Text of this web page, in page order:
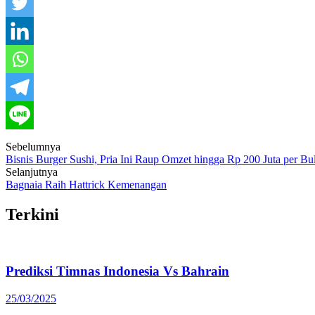
Post
navigation
Sebelumnya
Bisnis Burger Sushi, Pria Ini Raup Omzet hingga Rp 200 Juta per
Selanjutnya
Bagnaia Raih Hattrick Kemenangan
Terkini
Prediksi Timnas Indonesia Vs Bahrain
25/03/2025